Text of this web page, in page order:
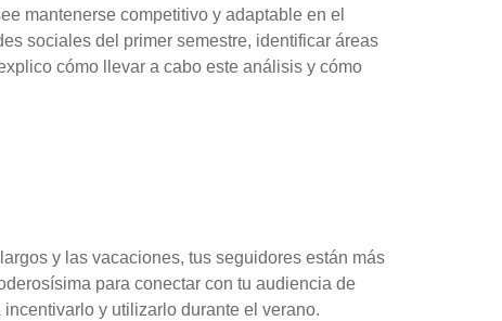
mantenerse competitivo y adaptable en el
sociales del primer semestre, identificar áreas
cómo llevar a cabo este análisis y cómo
y las vacaciones, tus seguidores están más
para conectar con tu audiencia de
y utilizarlo durante el verano.